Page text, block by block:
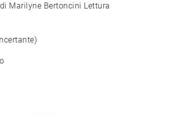
Marilyne Bertoncini Lettura